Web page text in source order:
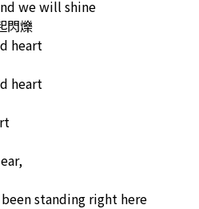
we will shine
閃爍
heart
heart
standing right here